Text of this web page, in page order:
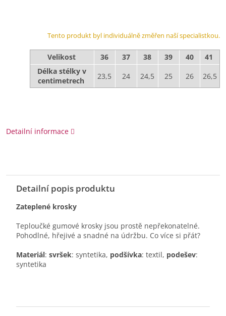
Tento produkt byl individuálně změřen naší specialistkou.
Velikost 36 37 38 39 40
41
Délka stélky v
centimetrech
23,5 24 24,5 25 26 26,5
Detailní informace
Detailní popis produktu
Zateplené krosky
Teploučké gumové krosky jsou prostě nepřekonatelné.
Pohodlné, hřejivé a snadné na údržbu. Co více si přát?
Materiál:svršek: syntetika, podšívka: textil, podešev:
syntetika